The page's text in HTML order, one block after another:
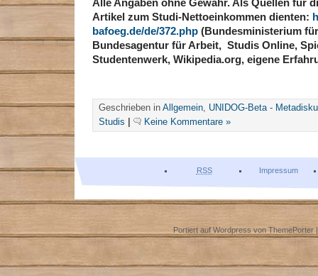
Alle Angaben ohne Gewähr. Als Quellen für
Artikel zum Studi-Nettoeinkommen dienten:
bafoeg.de/de/372.php (Bundesministerium
Bundesagentur für Arbeit, Studis Online,
Studentenwerk, Wikipedia.org, eigene
Geschrieben in Allgemein, UNIDOG-Beta -
Studis
Keine Kommentare »
RSS Impressum
Portiert auf Wordpress von ThemePorter|